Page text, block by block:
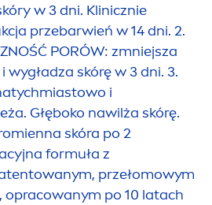
w 3 dni. Klinicznie
przebarwień w 14 dni. 2.
PORÓW: zmniejsza
skórę w 3 dni. 3.
i
Głęboko nawilża skórę.
skóra po 2
formuła z
przełomowym
, opracowanym po 10 latach